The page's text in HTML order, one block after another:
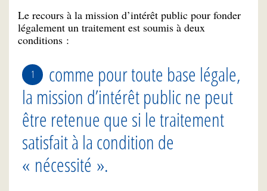
Le recours à la mission d’intérêt public pour fonder
légalement un traitement est soumis à deux
conditions :
comme pour toute base légale,
la mission d’intérêt public ne peut
être retenue que si le traitement
satisfait à la condition de
« nécessité ».